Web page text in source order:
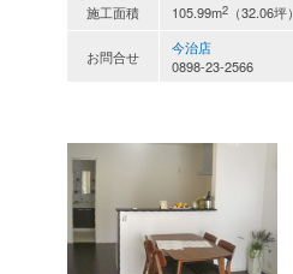
施工面積
105.99m2 （32.06坪）
お問合せ
今治店
0898-23-2566